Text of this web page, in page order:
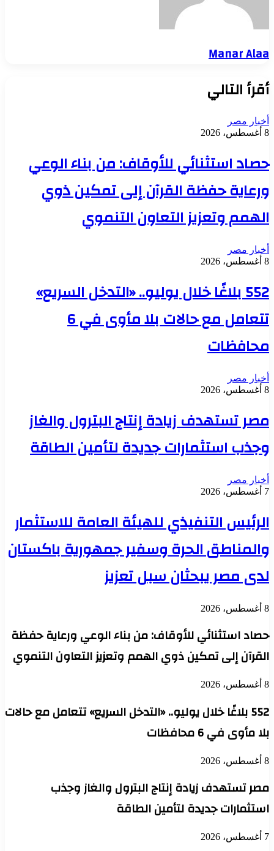
Manar Alaa
أقرأ التالي
أخبار مصر
8 أغسطس، 2026
حصاد استثنائي للأوقاف: من بناء الوعي
ورعاية حفظة القرآن إلى تمكين ذوي
الهمم وتعزيز التعاون التنموي
أخبار مصر
8 أغسطس، 2026
552 بلاغًا خلال يوليو.. «التدخل السريع»
تتعامل مع حالات بلا مأوى في 6
محافظات
أخبار مصر
8 أغسطس، 2026
مصر تستهدف زيادة إنتاج البترول والغاز
وجذب استثمارات جديدة لتأمين الطاقة
أخبار مصر
7 أغسطس، 2026
الرئيس التنفيذي للهيئة العامة للاستثمار
والمناطق الحرة وسفير جمهورية باكستان
لدى مصر يبحثان سبل تعزيز
8 أغسطس، 2026
حصاد استثنائي للأوقاف: من بناء الوعي ورعاية حفظة
القرآن إلى تمكين ذوي الهمم وتعزيز التعاون التنموي
8 أغسطس، 2026
552 بلاغًا خلال يوليو.. «التدخل السريع» تتعامل مع حالات
بلا مأوى في 6 محافظات
8 أغسطس، 2026
مصر تستهدف زيادة إنتاج البترول والغاز وجذب
استثمارات جديدة لتأمين الطاقة
7 أغسطس، 2026